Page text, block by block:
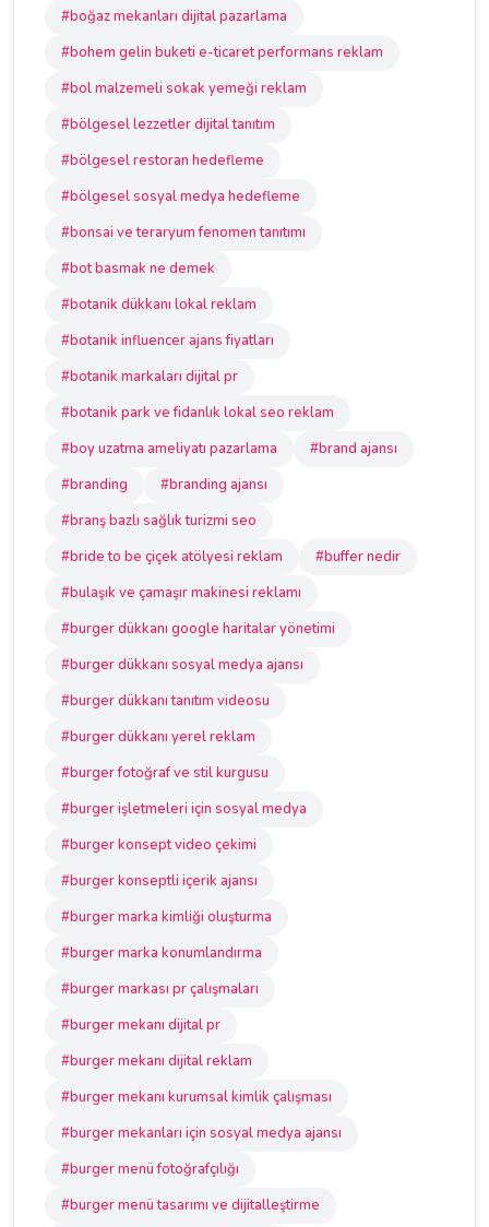
#boğaz mekanları dijital pazarlama
#bohem gelin buketi e-ticaret performans reklam
#bol malzemeli sokak yemeği reklam
#bölgesel lezzetler dijital tanıtım
#bölgesel restoran hedefleme
#bölgesel sosyal medya hedefleme
#bonsai ve teraryum fenomen tanıtımı
#bot basmak ne demek
#botanik dükkanı lokal reklam
#botanik influencer ajans fiyatları
#botanik markaları dijital pr
#botanik park ve fidanlık lokal seo reklam
#boy uzatma ameliyatı pazarlama
#brand ajansı
#branding
#branding ajansı
#branş bazlı sağlık turizmi seo
#bride to be çiçek atölyesi reklam
#buffer nedir
#bulaşık ve çamaşır makinesi reklamı
#burger dükkanı google haritalar yönetimi
#burger dükkanı sosyal medya ajansı
#burger dükkanı tanıtım videosu
#burger dükkanı yerel reklam
#burger fotoğraf ve stil kurgusu
#burger işletmeleri için sosyal medya
#burger konsept video çekimi
#burger konseptli içerik ajansı
#burger marka kimliği oluşturma
#burger marka konumlandırma
#burger markası pr çalışmaları
#burger mekanı dijital pr
#burger mekanı dijital reklam
#burger mekanı kurumsal kimlik çalışması
#burger mekanları için sosyal medya ajansı
#burger menü fotoğrafçılığı
#burger menü tasarımı ve dijitalleştirme